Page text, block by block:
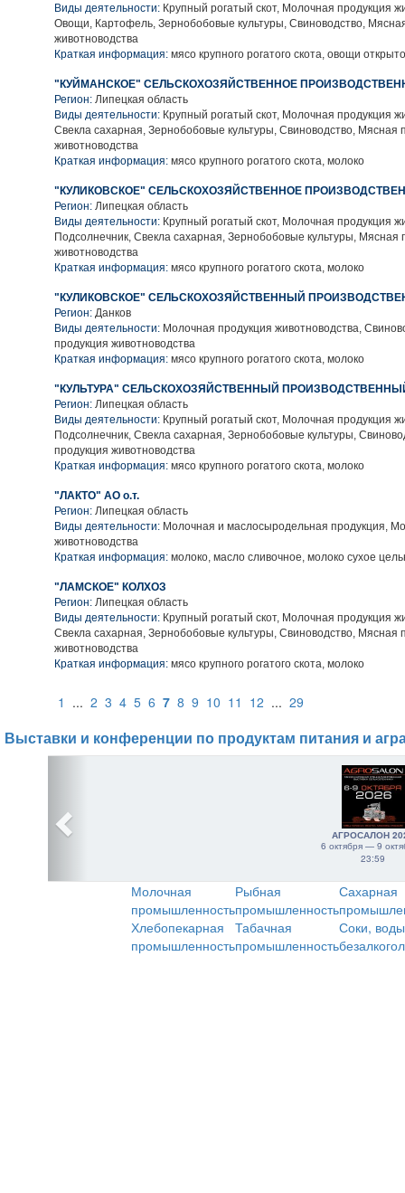
Виды деятельности: Крупный рогатый скот, Молочная продукция
Овощи, Картофель, Зернобобовые культуры, Свиноводство,
животноводства
Краткая информация: мясо крупного рогатого скота, овощи
"КУЙМАНСКОЕ" СЕЛЬСКОХОЗЯЙСТВЕННОЕ
Регион: Липецкая область
Виды деятельности: Крупный рогатый скот, Молочная продукция
Свекла сахарная, Зернобобовые культуры, Свиноводство, Мясная
животноводства
Краткая информация: мясо крупного рогатого скота, молоко
"КУЛИКОВСКОЕ" СЕЛЬСКОХОЗЯЙСТВЕННОЕ
Регион: Липецкая область
Виды деятельности: Крупный рогатый скот, Молочная продукция
Подсолнечник, Свекла сахарная, Зернобобовые культуры, Мясная
животноводства
Краткая информация: мясо крупного рогатого скота, молоко
"КУЛИКОВСКОЕ" СЕЛЬСКОХОЗЯЙСТВЕННЫЙ
Регион: Данков
Виды деятельности: Молочная продукция животноводства,
продукция животноводства
Краткая информация: мясо крупного рогатого скота, молоко
"КУЛЬТУРА" СЕЛЬСКОХОЗЯЙСТВЕННЫЙ
Регион: Липецкая область
Виды деятельности: Крупный рогатый скот, Молочная продукция
Подсолнечник, Свекла сахарная, Зернобобовые культуры,
продукция животноводства
Краткая информация: мясо крупного рогатого скота, молоко
"ЛАКТО" АО о.т.
Регион: Липецкая область
Виды деятельности: Молочная и маслосыродельная продукция,
животноводства
Краткая информация: молоко, масло сливочное, молоко сухое
"ЛАМСКОЕ" КОЛХОЗ
Регион: Липецкая область
Виды деятельности: Крупный рогатый скот, Молочная продукция
Свекла сахарная, Зернобобовые культуры, Свиноводство, Мясная
животноводства
Краткая информация: мясо крупного рогатого скота, молоко
1 ... 2 3 4 5 6 7 8 9 10 11 12 ... 29
Выставки и конференции по продуктам питания и
АГРОСАЛОН
6 октября — 9
23:59
Молочная
промышленность
Рыбная
промышленность
Сахарная
Хлебопекарная
промышленность
Табачная
промышленность
Соки,